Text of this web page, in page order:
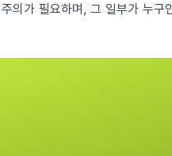
의가 필요하며, 그 일부가 누구